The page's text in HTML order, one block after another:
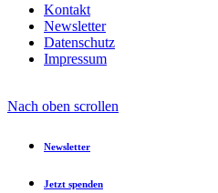
Kontakt
Newsletter
Datenschutz
Impressum
Nach oben scrollen
Newsletter
Jetzt spenden